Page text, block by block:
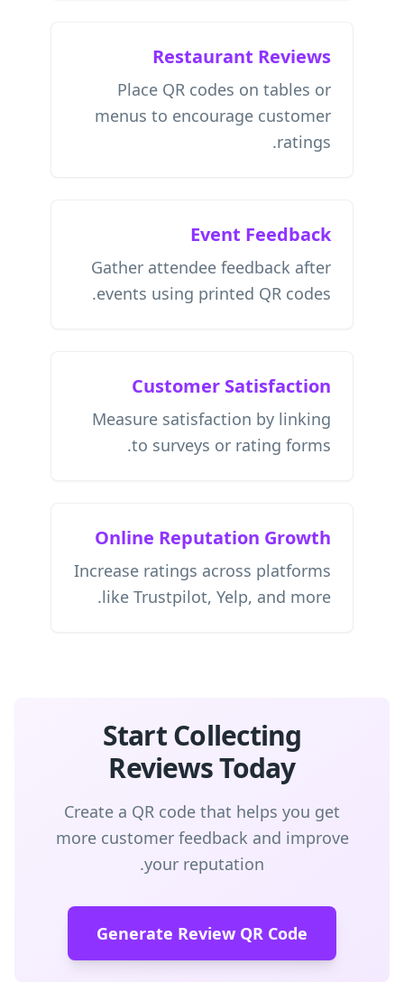
Restaurant Reviews
Place QR codes on tables or
menus to encourage customer
ratings.
Event Feedback
Gather attendee feedback after
events using printed QR codes.
Customer Satisfaction
Measure satisfaction by linking
to surveys or rating forms.
Online Reputation Growth
Increase ratings across platforms
like Trustpilot, Yelp, and more.
Start Collecting
Reviews Today
Create a QR code that helps you get
more customer feedback and improve
your reputation.
Generate Review QR Code